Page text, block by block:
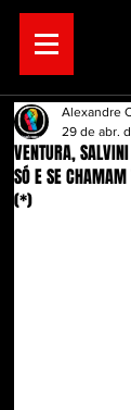
VENTURA,
SÓ E SE CHAMAM
(*)
Alexandre
29 de abr.